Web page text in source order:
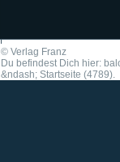
© Verlag Franz
Du befindest Dich hier:
&ndash; Startseite (4789).